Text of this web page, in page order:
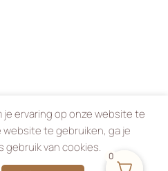
ervaring op onze website te
te gebruiken, ga je
gebruik van cookies.
0